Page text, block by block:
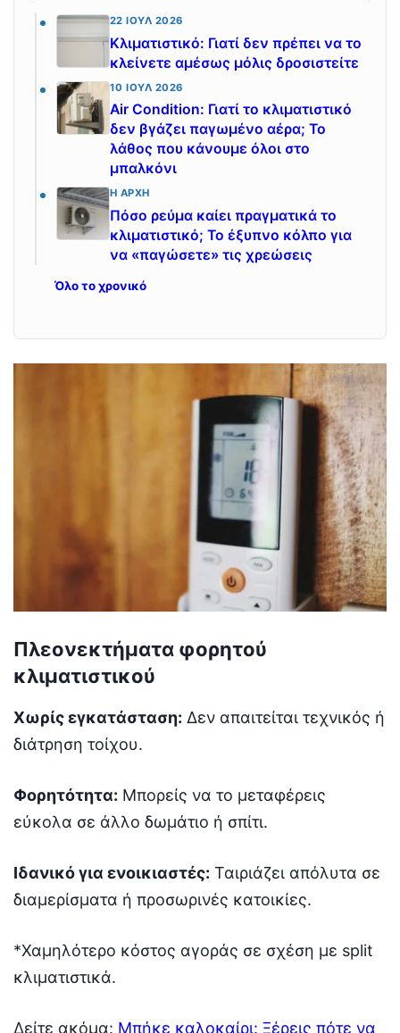
22 ΙΟΎΛ 2026
Κλιματιστικό: Γιατί δεν πρέπει να το
κλείνετε αμέσως μόλις δροσιστείτε
10 ΙΟΎΛ 2026
Air Condition: Γιατί το κλιματιστικό
δεν βγάζει παγωμένο αέρα; Το
λάθος που κάνουμε όλοι στο
μπαλκόνι
Η ΑΡΧΉ
Πόσο ρεύμα καίει πραγματικά το
κλιματιστικό; Το έξυπνο κόλπο για
να «παγώσετε» τις χρεώσεις
Όλο το χρονικό
Πλεονεκτήματα φορητού
κλιματιστικού
Χωρίς εγκατάσταση: Δεν απαιτείται τεχνικός ή
διάτρηση τοίχου.
Φορητότητα: Μπορείς να το μεταφέρεις
εύκολα σε άλλο δωμάτιο ή σπίτι.
Ιδανικό για ενοικιαστές: Ταιριάζει απόλυτα σε
διαμερίσματα ή προσωρινές κατοικίες.
*Χαμηλότερο κόστος αγοράς σε σχέση με split
κλιματιστικά.
Δείτε ακόμα: Μπήκε καλοκαίρι: Ξέρεις πότε να